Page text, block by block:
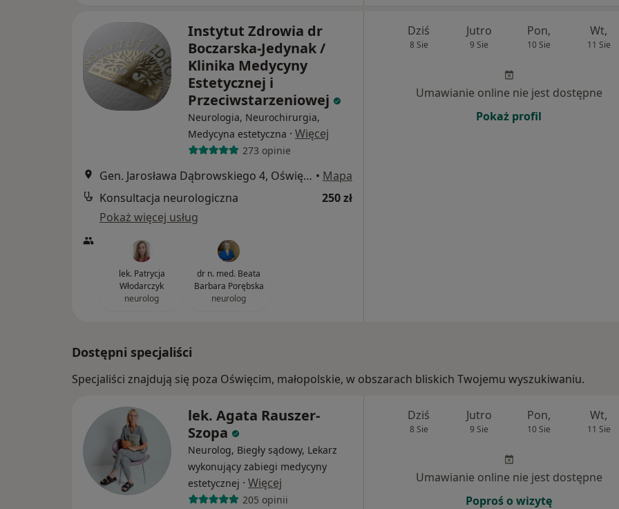
Instytut Zdrowia dr
Boczarska-Jedynak /
Klinika Medycyny
Estetycznej i
Przeciwstarzeniowej
Neurologia, Neurochirurgia,
Medycyna estetyczna · Więcej
273 opinie
Gen. Jarosława Dąbrowskiego 4, Oświęcim • Mapa
Konsultacja neurologiczna
250 zł
Pokaż więcej usług
lek. Patrycja
Włodarczyk
neurolog
dr n. med. Beata
Barbara Porębska
neurolog
Dziś
8 Sie
Jutro
9 Sie
Pon,
10 Sie
Wt,
11 Sie
Umawianie online nie jest dostępne
Pokaż profil
Dostępni specjaliści
Specjaliści znajdują się poza Oświęcim, małopolskie, w obszarach bliskich Twojemu wyszukiwaniu.
lek. Agata Rauszer-
Szopa
Neurolog, Biegły sądowy, Lekarz
wykonujący zabiegi medycyny
estetycznej · Więcej
205 opinii
Dziś
8 Sie
Jutro
9 Sie
Pon,
10 Sie
Wt,
11 Sie
Umawianie online nie jest dostępne
Poproś o wizytę